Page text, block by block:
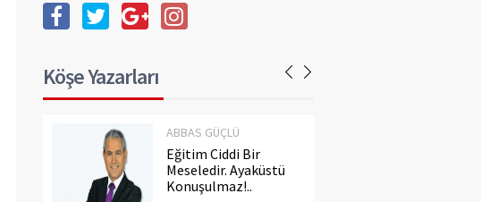
Köşe Yazarları
CHP'li Başkanın
Dilindeki Kin,
ABBAS GÜÇLÜ
Eğitim Ciddi Bir
Meseledir. Ayaküstü
Konuşulmaz!..